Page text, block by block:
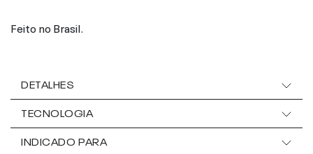
Feito no Brasil.
DETALHES
TECNOLOGIA
INDICADO PARA